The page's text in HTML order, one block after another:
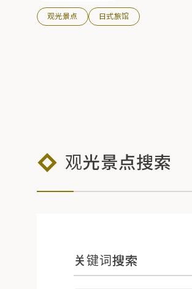
观光景点 日式旅馆
观光景点搜索
关键词搜索